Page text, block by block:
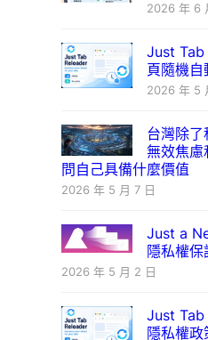
2026 年 6
Just Tab
頁隨機
2026 年 5
台灣除
無效焦慮
問自己具備什麼價值
2026 年 5 月 7 日
Just a
隱私權
2026 年 5 月 2 日
Just
隱私權政